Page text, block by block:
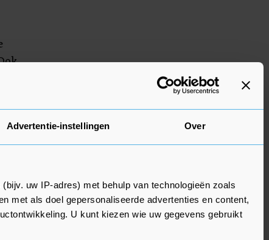
Advertentie-instellingen Over
uw IP-adres) met behulp van technologieën zoals
met als doel gepersonaliseerde advertenties en content,
U kunt kiezen wie uw gegevens gebruikt